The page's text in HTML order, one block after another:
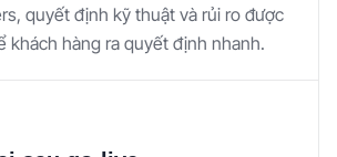
quyết định kỹ thuật và rủi ro được
khách hàng ra quyết định nhanh.